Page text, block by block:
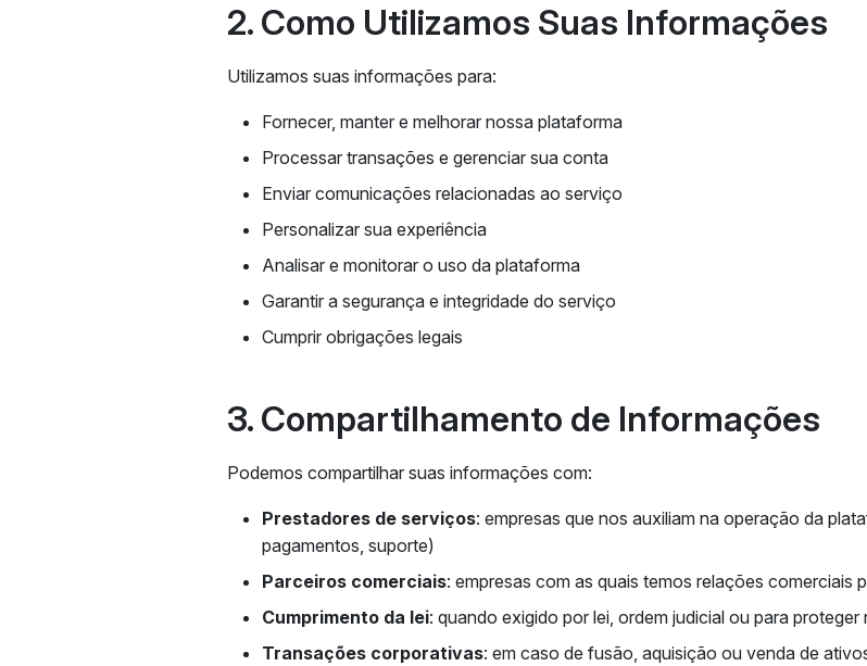
2. Como Utilizamos Suas Informações
Utilizamos suas informações para:
Fornecer, manter e melhorar nossa plataforma
Processar transações e gerenciar sua conta
Enviar comunicações relacionadas ao serviço
Personalizar sua experiência
Analisar e monitorar o uso da plataforma
Garantir a segurança e integridade do serviço
Cumprir obrigações legais
3. Compartilhamento de Informações
Podemos compartilhar suas informações com:
Prestadores de serviços: empresas que nos auxiliam na operação da
pagamentos, suporte)
Parceiros comerciais: empresas com as quais temos relações
Cumprimento da lei: quando exigido por lei, ordem judicial ou para proteger
Transações corporativas: em caso de fusão, aquisição ou venda de